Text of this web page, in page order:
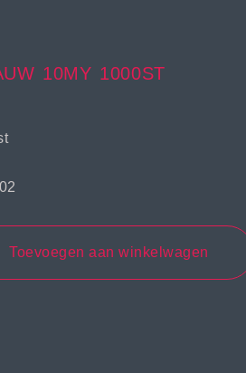
10MY 1000ST
Toevoegen aan winkelwagen